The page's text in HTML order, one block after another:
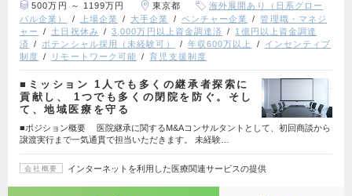
500万円 ～ 1199万円 東京都
海外展開あり（日系グロー
バル企業）
上場企業 大手企業 ベンチャー企業
管理職・マネジ
ャー
土日祝休み 3,000万円以上資金調達済
1億円以上資金調達
済
ポテンシャル採用（未経験可） 年収600万以上
インセンティブ
制度
リモートワーク可能 育児支援制度
■ミッション 1人でも多くの継承者探索に
貢献し、 1つでも多くの閉院を防ぐ。そし
て、地域医療を守る
■ポジション概要 医院継承に関するM&Aコンサルタントとして、初回商談から
譲渡実行まで一気通貫で担当いただきます。 未経験…
会社概要 インターネットを利用した医療関連サービスの提供